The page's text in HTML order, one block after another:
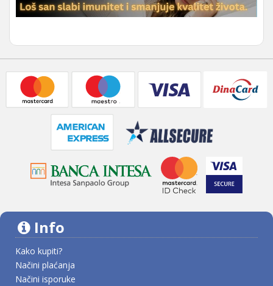
Info
Kako kupiti?
Načini plaćanja
Načini isporuke